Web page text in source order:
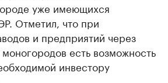
уже имеющихся
Отметил, что при
и предприятий через
есть возможность
инвестору